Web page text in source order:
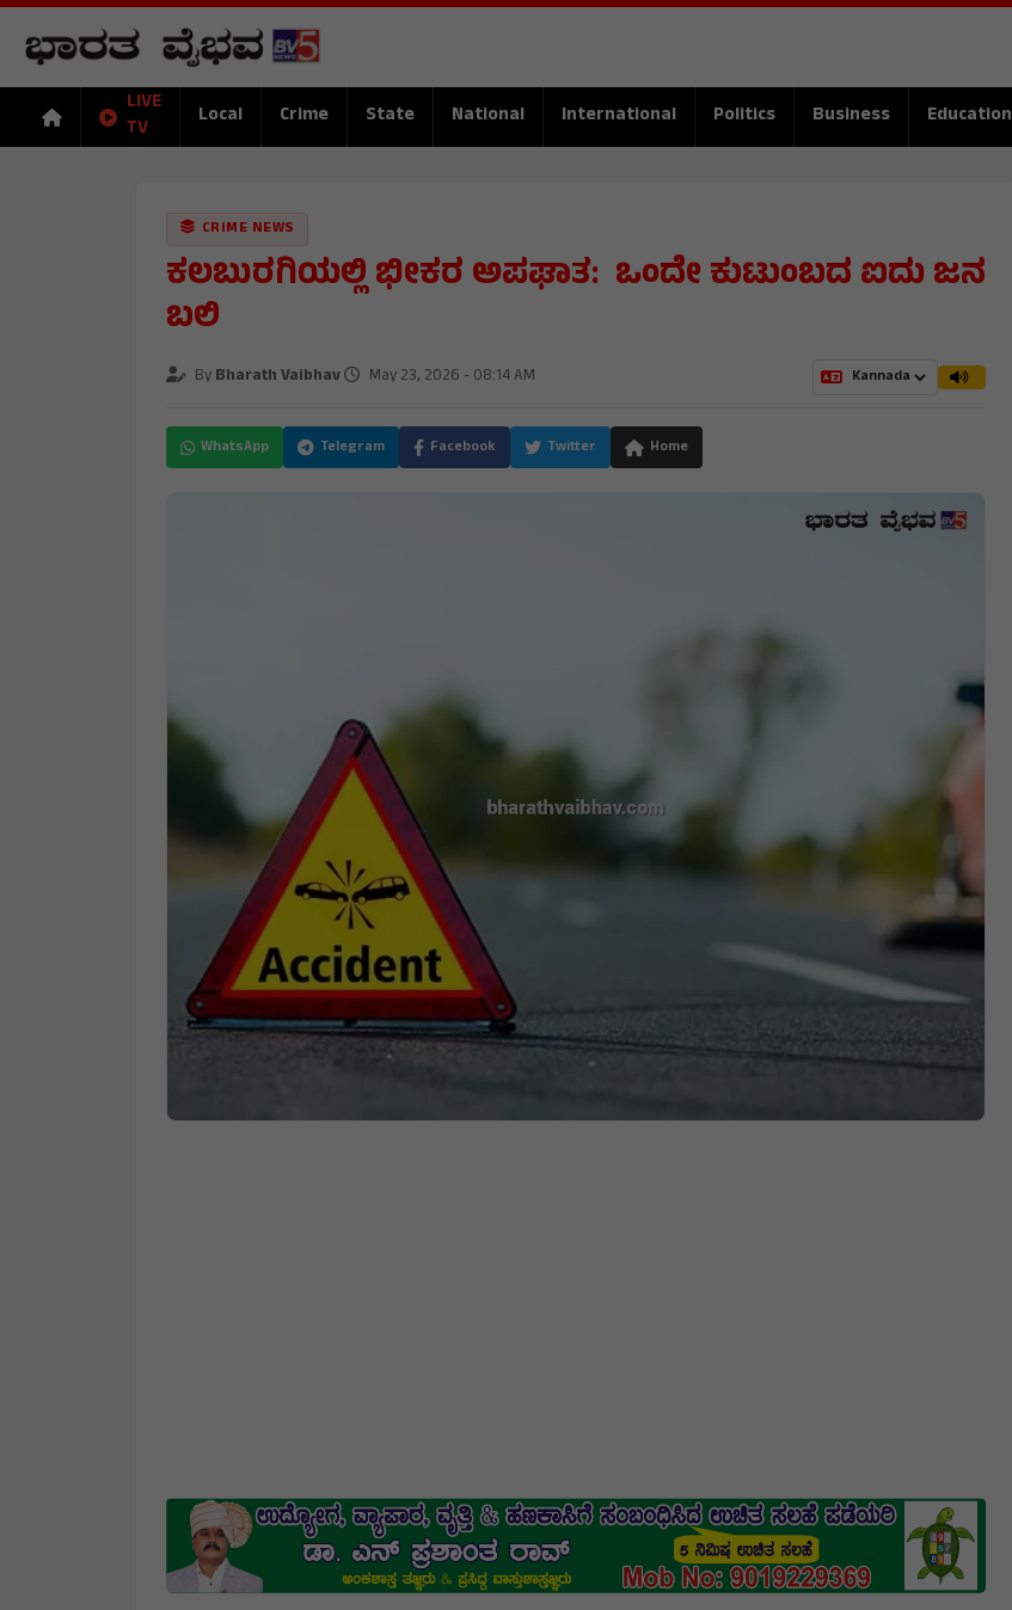
LIVE
TV
Local Crime State National International Politics Business Education
CRIME NEWS
ಕಲಬುರಗಿಯಲ್ಲಿ ಭೀಕರ ಅಪಘಾತ: ಒಂದೇ ಕುಟುಂಬದ ಐದು ಜನ
ಬಲಿ
ByBharath Vaibhav May 23, 2026 - 08:14 AM
WhatsApp Telegram Facebook Twitter Home